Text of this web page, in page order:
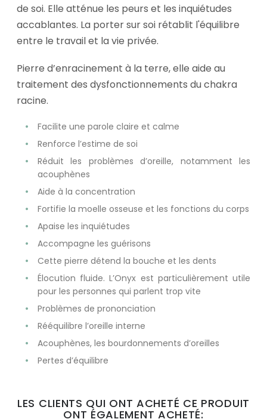
de soi. Elle atténue les peurs et les inquiétudes
accablantes. La porter sur soi rétablit l'équilibre
entre le travail et la vie privée.
Pierre d’enracinement à la terre, elle aide au
traitement des dysfonctionnements du chakra
racine.
Facilite une parole claire et calme
Renforce l’estime de soi
Réduit les problèmes d’oreille, notamment les
acouphènes
Aide à la concentration
Fortifie la moelle osseuse et les fonctions du corps
Apaise les inquiétudes
Accompagne les guérisons
Cette pierre détend la bouche et les dents
Élocution fluide. L’Onyx est particulièrement utile
pour les personnes qui parlent trop vite
Problèmes de prononciation
Rééquilibre l’oreille interne
Acouphènes, les bourdonnements d’oreilles
Pertes d’équilibre
LES CLIENTS QUI ONT ACHETÉ CE PRODUIT
ONT ÉGALEMENT ACHETÉ: